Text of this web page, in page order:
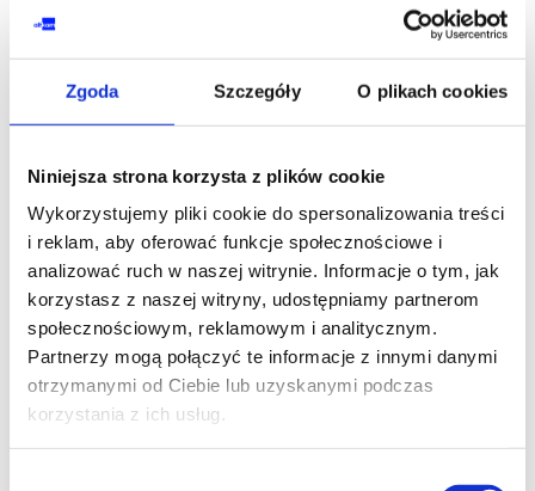
Zgoda Szczegóły O plikach cookies
Niniejsza strona korzysta z plików cookie
Wykorzystujemy pliki cookie do spersonalizowania treści
i reklam, aby oferować funkcje społecznościowe i
analizować ruch w naszej witrynie. Informacje o tym, jak
korzystasz z naszej witryny, udostępniamy partnerom
społecznościowym, reklamowym i analitycznym.
Partnerzy mogą połączyć te informacje z innymi danymi
otrzymanymi od Ciebie lub uzyskanymi podczas
korzystania z ich usług.
AZURE DEVOPS & DEVELOPER
Konfiguracja aplikacji w usłudze Azure
Kubernetes Service
AI - ARTIFICIAL INTELLIGENCE
Generatywna sztuczna inteligencja w